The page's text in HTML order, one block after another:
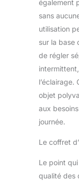
également
sans
utilisation
sur la base
de régler
objet
aux
journée.
Le coffret
Le point
qualité des